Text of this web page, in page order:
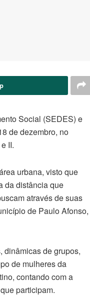
Social (SEDES) e
de dezembro, no
II.
urbana, visto que
da distância que
através de suas
de Paulo Afonso,
dinâmicas de grupos,
de mulheres da
contando com a
participam.